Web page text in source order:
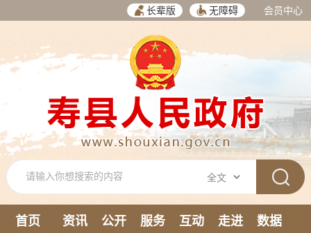
长辈版 无障碍 会员中心
首页 资讯 公开 服务 互动 走进
数据